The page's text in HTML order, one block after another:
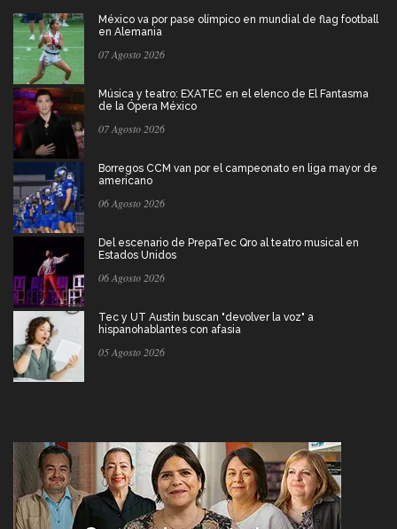
México va por pase olímpico en mundial de flag football
en Alemania
07 Agosto 2026
Música y teatro: EXATEC en el elenco de El Fantasma
de la Ópera México
07 Agosto 2026
Borregos CCM van por el campeonato en liga mayor de
americano
06 Agosto 2026
Del escenario de PrepaTec Qro al teatro musical en
Estados Unidos
06 Agosto 2026
Tec y UT Austin buscan "devolver la voz" a
hispanohablantes con afasia
05 Agosto 2026